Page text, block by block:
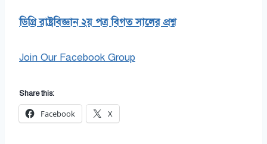
ডিগ্রি রাষ্ট্রবিজ্ঞান ২য় পত্র বিগত সালের প্রশ্ন
Join Our Facebook Group
Share this:
Facebook X